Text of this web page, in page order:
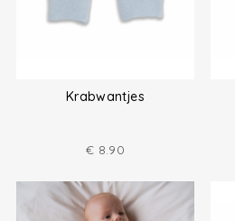
Krabwantjes
€ 8.90